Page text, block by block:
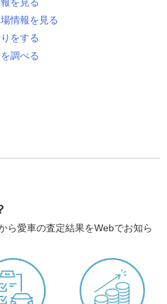
情報を見る
をする
調べる
ら愛車の査定結果をWebでお知ら